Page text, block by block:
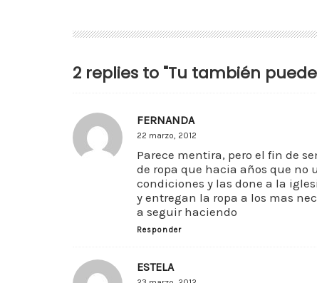
2 replies to "Tu también
FERNANDA
22 marzo, 2012
Parece mentira, pero el fin de
de ropa que hacia años que no
condiciones y las done a la
y entregan la ropa a los mas
a seguir haciendo
Responder
ESTELA